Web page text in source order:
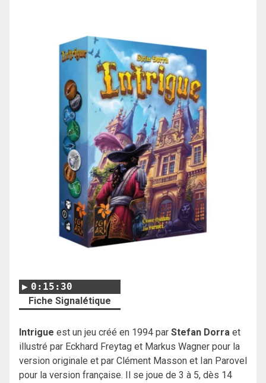
0:15:30
Fiche Signalétique
Intrigue est un jeu créé en 1994 par Stefan Dorra et
illustré par Eckhard Freytag et Markus Wagner pour la
version originale et par Clément Masson et Ian Parovel
pour la version française. Il se joue de 3 à 5, dès 14